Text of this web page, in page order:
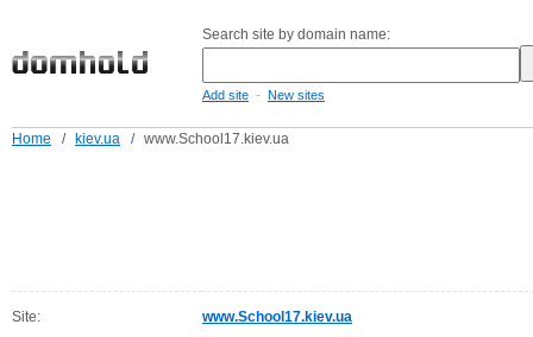
Search site by domain name:
Add site - New sites
Home / kiev.ua / www.School17.kiev.ua
Site: www.School17.kiev.ua